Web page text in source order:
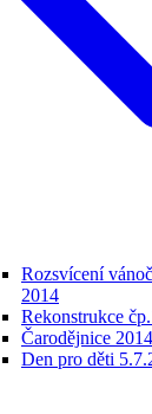
Rozsvícení
2014
Rekonstrukce
Čarodějnice
Den pro děti